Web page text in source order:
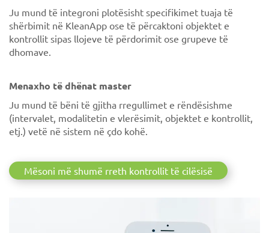
Ju mund të integroni plotësisht specifikimet tuaja të
shërbimit në KleanApp ose të përcaktoni objektet e
kontrollit sipas llojeve të përdorimit ose grupeve të
dhomave.
Menaxho të dhënat master
Ju mund të bëni të gjitha rregullimet e rëndësishme
(intervalet, modalitetin e vlerësimit, objektet e kontrollit,
etj.) vetë në sistem në çdo kohë.
Mësoni më shumë rreth kontrollit të cilësisë